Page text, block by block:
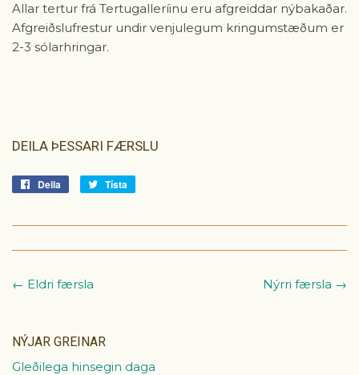
Allar tertur frá Tertugalleríinu eru afgreiddar nýbakaðar.
Afgreiðslufrestur undir venjulegum kringumstæðum er
2-3 sólarhringar.
DEILA ÞESSARI FÆRSLU
Deila
Deila
Tísta
← Eldri færsla Nýrri færsla →
NÝJAR GREINAR
Gleðilega hinsegin daga